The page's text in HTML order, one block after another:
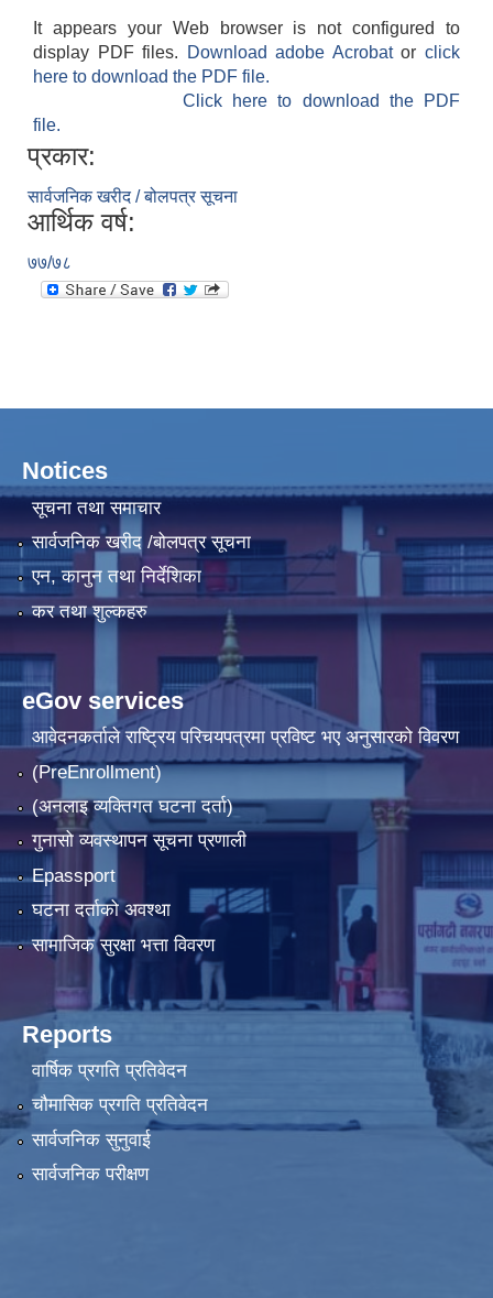
It appears your Web browser is not configured to
display PDF files.
Download adobe Acrobatorclick
here to download the PDF file.
Click here to download the PDF
file.
प्रकार:
सार्वजनिक खरीद / बोलपत्र सूचना
आर्थिक वर्ष:
७७/७८
Notices
सूचना तथा समाचार
सार्वजनिक खरीद /बोलपत्र सूचना
एन, कानुन तथा निर्देशिका
कर तथा शुल्कहरु
eGov services
आवेदनकर्ताले राष्‍ट्रिय परिचयपत्रमा प्रविष्ट भए अनुसारको विवरण
(PreEnrollment)
(अनलाइ व्यक्तिगत घटना दर्ता)
गुनासो व्यवस्थापन सूचना प्रणाली
Epassport
घटना दर्ताको अवश्था
सामाजिक सुरक्षा भत्ता विवरण
Reports
वार्षिक प्रगति प्रतिवेदन
चौमासिक प्रगति प्रतिवेदन
सार्वजनिक सुनुवाई
सार्वजनिक परीक्षण